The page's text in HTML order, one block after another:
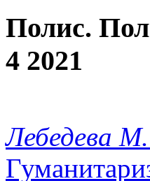
Полис.
4 2021
Лебедева